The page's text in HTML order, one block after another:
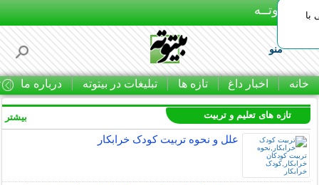
بـیتوتــه
منو
خانه اخبار داغ تازه ها تبلیغات در بیتوته درباره ما
با
تازه های تعلیم و تربیت
علل و نحوه تربیت کودک خرابکار
بیشتر